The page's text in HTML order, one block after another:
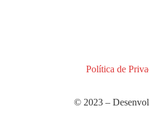
Política de
© 2023 –